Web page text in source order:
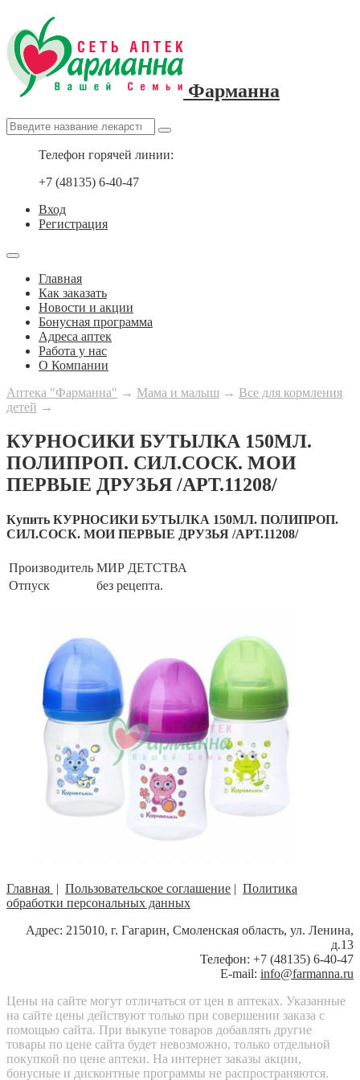
Фарманна
Телефон горячей линии:
+7 (48135) 6-40-47
Вход
Регистрация
Главная
Как заказать
Новости и акции
Бонусная программа
Адреса аптек
Работа у нас
О Компании
Аптека "Фарманна" → Мама и малыш → Все для кормления
детей →
КУРНОСИКИ БУТЫЛКА 150МЛ.
ПОЛИПРОП. СИЛ.СОСК. МОИ
ПЕРВЫЕ ДРУЗЬЯ /АРТ.11208/
Купить КУРНОСИКИ БУТЫЛКА 150МЛ. ПОЛИПРОП.
СИЛ.СОСК. МОИ ПЕРВЫЕ ДРУЗЬЯ /АРТ.11208/
Производитель МИР ДЕТСТВА
Отпуск
без рецепта.
Главная | Пользовательское соглашение | Политика
обработки персональных данных
Адрес: 215010, г. Гагарин, Смоленская область, ул. Ленина,
д.13
Телефон: +7 (48135) 6-40-47
E-mail: info@farmanna.ru
Цены на сайте могут отличаться от цен в аптеках. Указанные
на сайте цены действуют только при совершении заказа с
помощью сайта. При выкупе товаров добавлять другие
товары по цене сайта будет невозможно, только отдельной
покупкой по цене аптеки. На интернет заказы акции,
бонусные и дисконтные программы не распространяются.